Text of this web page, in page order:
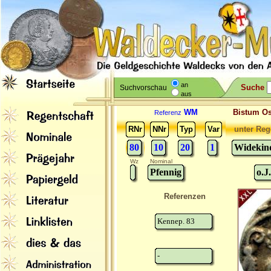
Suchvorschau
an
aus
Suche
Referenz WM
Bistum
RNr
NNr Typ Var
80 10 20 1
unter
Wz Nominal
Pfennig
Referenzen
Kennep. 83
-